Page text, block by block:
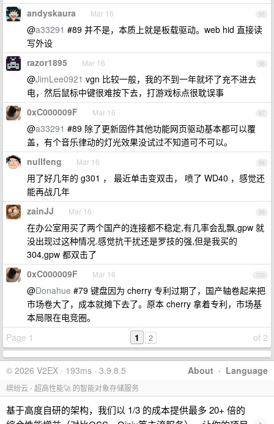
95
andyskaura Mar 16
@a33291 #89 并不是，本质上就是板载驱动。web hid 直接读
写外设
96
razor1895 Mar 16
@JimLee0921 vgn 比较一般，我的不到一年就坏了充不进去
电，然后鼠标中键很难按下去，打游戏标点很耽误事
97
0xC000009F Mar 16
@a33291 #89 除了更新固件其他功能网页驱动基本都可以覆
盖，有个音乐律动的灯光效果没试过不知道可不可以。
98
nullfeng Mar 16
用了好几年的 g301 ， 最近单击变双击， 喷了 WD40 ，感觉还
能再战几年
99
zainJJ Mar 16
在办公室用买了两个国产的连接都不稳定,有几率会乱飘,gpw 就
没出现过这种情况.感觉抗干扰还是罗技的强,但是我买的
304,gpw 都双击了
100
0xC000009F Mar 16
@Donahue #79 键盘因为 cherry 专利过期了，国产轴卷起来把
市场卷大了，成本就摊下去了。原本 cherry 拿着专利，市场基
本局限在电竞圈。
Page 1
of 2
1 2
About · Language
© 2026 V2EX · 193ms · 3.9.8.5
缤纷云 - 超高性能🚀 的智能对象存储服务
基于高度自研的架构，我们以 1/3 的成本提供最多 20+ 倍的